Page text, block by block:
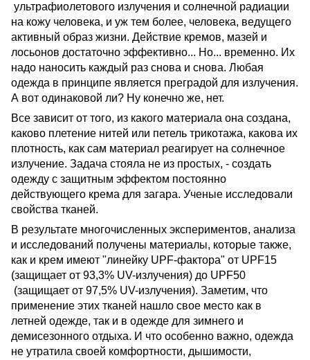
ультрафиолетового излучения и солнечной радиации
на кожу человека, и уж тем более, человека, ведущего
активный образ жизни. Действие кремов, мазей и
лосьонов достаточно эффективно... Но... временно. Их
надо наносить каждый раз снова и снова. Любая
одежда в принципе является преградой для излучения.
А вот одинаковой ли? Ну конечно же, нет.
Все зависит от того, из какого материала она создана,
каково плетение нитей или петель трикотажа, какова их
плотность, как сам материал реагирует на солнечное
излучение. Задача стояла не из простых, - создать
одежду с защитным эффектом постоянно
действующего крема для загара. Ученые исследовали
свойства тканей.
В результате многочисленных экспериментов, анализа
и исследований получены материалы, которые также,
как и крем имеют "линейку UPF-фактора" от UPF15
(защищает от 93,3% UV-излучения) до UPF50
(защищает от 97,5% UV-излучения). Заметим, что
применение этих тканей нашло свое место как в
летней одежде, так и в одежде для зимнего и
демисезонного отдыха. И что особенно важно, одежда
не утратила своей комфортности, дышимости,